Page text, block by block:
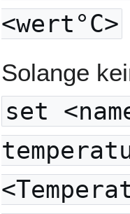
<wert°C>
Solange
set